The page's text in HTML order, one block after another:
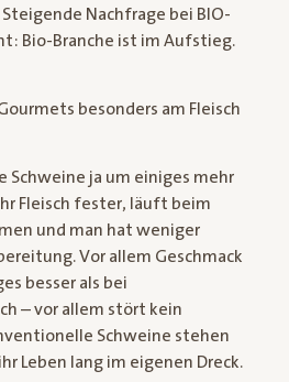
Nachfrage bei BIO-
Bio-Branche ist im Aufstieg.
besonders am Fleisch
Schweine ja um einiges mehr
Fleisch fester, läuft beim
und man hat weniger
Vor allem Geschmack
besser als bei
– vor allem stört kein
Schweine stehen
Leben lang im eigenen Dreck.